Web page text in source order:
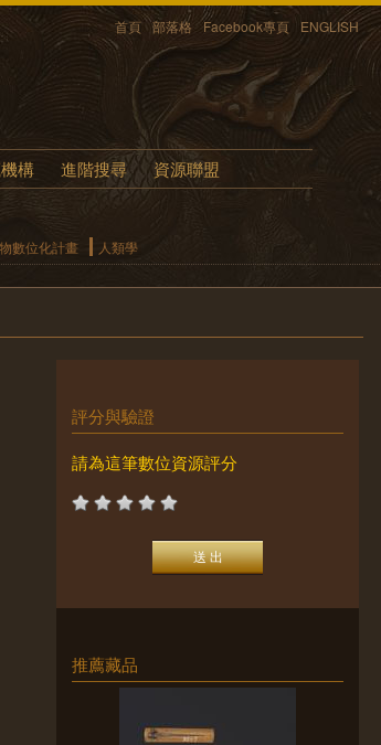
首頁 部落格 Facebook專頁 ENGLISH
構 進階搜尋 資源聯盟
數位化計畫 人類學
評分與驗證
請為這筆數位資源評分
推薦藏品